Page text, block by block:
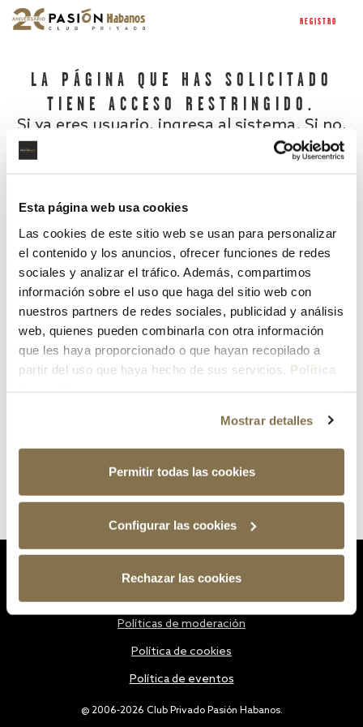
Esta página web usa cookies
Las cookies de este sitio web se usan para personalizar
el contenido y los anuncios, ofrecer funciones de redes
sociales y analizar el tráfico. Además, compartimos
información sobre el uso que haga del sitio web con
nuestros partners de redes sociales, publicidad y análisis
web, quienes pueden combinarla con otra información
que les haya proporcionado o que hayan recopilado a
partir del uso que haya hecho de sus servicios. Política
Mostrar detalles
Permitir todas las cookies
Configurar las cookies
Rechazar las cookies
REGISTRO
LA PÁGINA QUE HAS SOLICITADO
TIENE ACCESO RESTRINGIDO.
Si ya eres usuario, ingresa al sistema. Si no,
¿Has olvidado tu contraseña?
@ 2006-2026 Club Privado Pasión Habanos.
Políticas de moderación
Política de cookies
Política de eventos